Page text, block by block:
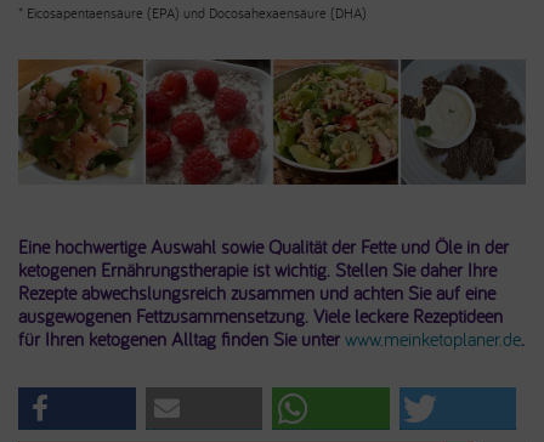
* Eicosapentaensäure (EPA) und Docosahexaensäure (DHA)
Eine hochwertige Auswahl sowie Qualität der Fette und Öle in der
ketogenen Ernährungstherapie ist wichtig. Stellen Sie daher Ihre
Rezepte abwechslungsreich zusammen und achten Sie auf eine
ausgewogenen Fettzusammensetzung. Viele leckere Rezeptideen
für Ihren ketogenen Alltag finden Sie unter www.meinketoplaner.de.